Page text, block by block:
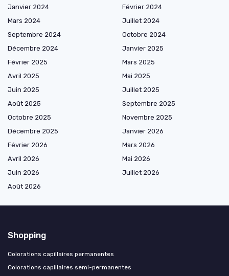
Janvier 2024
Février 2024
Mars 2024
Juillet 2024
Septembre 2024
Octobre 2024
Décembre 2024
Janvier 2025
Février 2025
Mars 2025
Avril 2025
Mai 2025
Juin 2025
Juillet 2025
Août 2025
Septembre 2025
Octobre 2025
Novembre 2025
Décembre 2025
Janvier 2026
Février 2026
Mars 2026
Avril 2026
Mai 2026
Juin 2026
Juillet 2026
Août 2026
Shopping
Colorations capillaires permanentes
Colorations capillaires semi-permanentes